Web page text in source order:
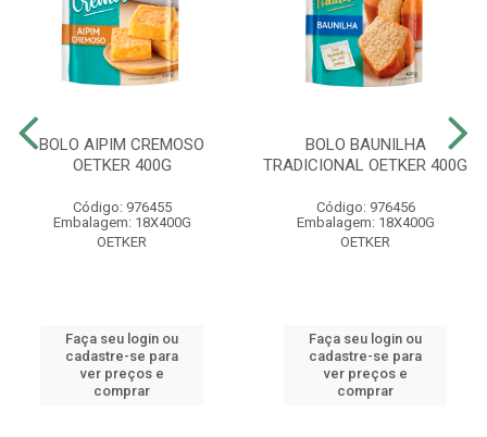
BOLO AIPIM CREMOSO
OETKER 400G
Código: 976455
Embalagem: 18X400G
OETKER
Faça seu login ou
cadastre-se para
ver preços e
comprar
BOLO BAUNILHA
TRADICIONAL OETKER 400G
Código: 976456
Embalagem: 18X400G
OETKER
Faça seu login ou
cadastre-se para
ver preços e
comprar